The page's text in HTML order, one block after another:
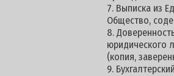
7. Выписка из
Общество,
8.
юридического
(копия,
9.